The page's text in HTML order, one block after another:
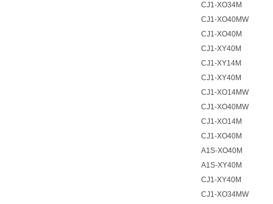
CJ1-XO34M
CJ1-XO40MW
CJ1-XO40M
CJ1-XY40M
CJ1-XY14M
CJ1-XY40M
CJ1-XO14MW
CJ1-XO40MW
CJ1-XO14M
CJ1-XO40M
A1S-XO40M
A1S-XY40M
CJ1-XY40M
CJ1-XO34MW